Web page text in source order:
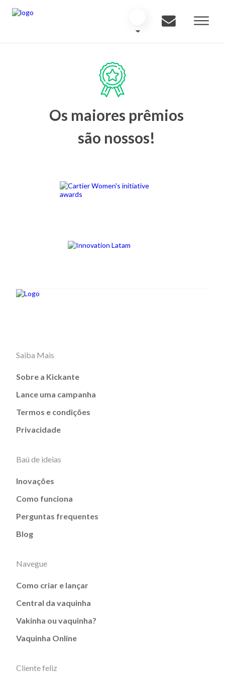
Os maiores prêmios
são nossos!
Saiba Mais
Sobre a Kickante
Lance uma campanha
Termos e condições
Privacidade
Baú de ideias
Inovações
Como funciona
Perguntas frequentes
Blog
Navegue
Como criar e lançar
Central da vaquinha
Vakinha ou vaquinha?
Vaquinha Online
Cliente feliz